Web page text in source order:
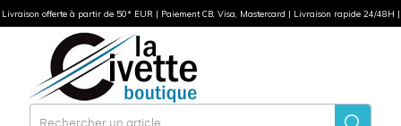
Livraison offerte à partir de 50* EUR | Paiement CB, Visa, Mastercard | Livraison rapide 24/48H |